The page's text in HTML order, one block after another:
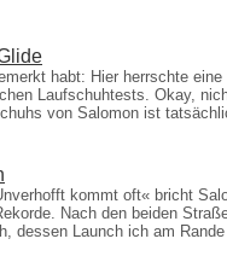
habt: Hier herrschte eine
Laufschuhtests. Okay,
von Salomon ist
kommt oft« bricht
Nach den beiden
dessen Launch ich am